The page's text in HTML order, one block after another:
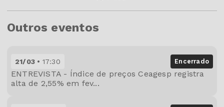
Outros eventos
21/03 17:30 Encerrado
ENTREVISTA - Índice de preços Ceagesp registra
alta de 2,55% em fev...